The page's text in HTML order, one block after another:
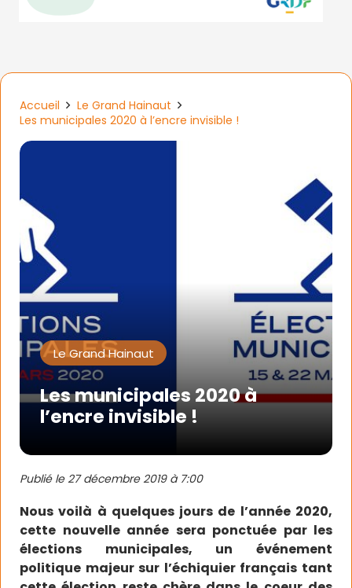
Accueil
Le Grand Hainaut
Les municipales 2020 à l’encre invisible !
Le Grand Hainaut
Les municipales 2020 à
l’encre invisible !
Publié le27 décembre 2019 à 7:00
Nous voilà à quelques jours de l’année 2020,
cette nouvelle année sera ponctuée par les
élections municipales, un événement
politique majeur sur l’échiquier français tant